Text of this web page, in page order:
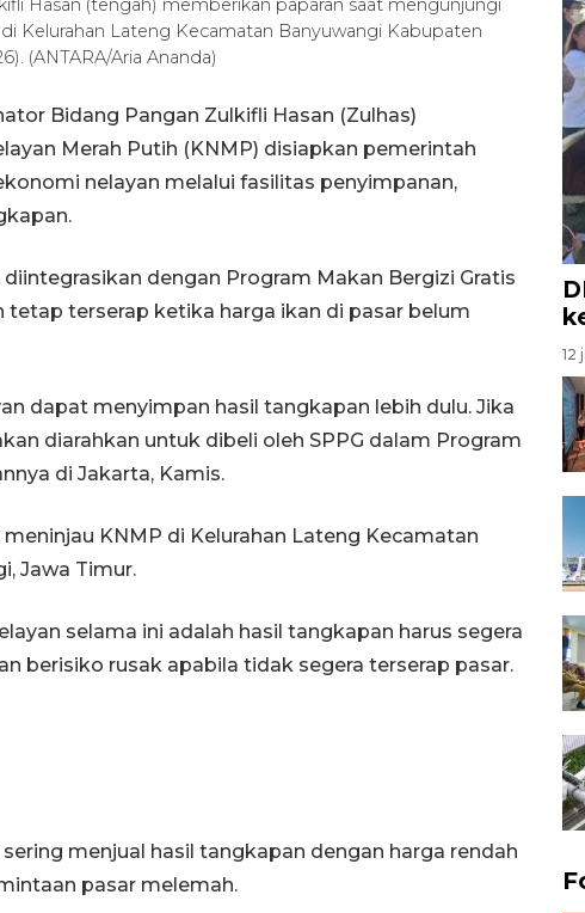
Hasan (tengah) memberikan paparan saat mengunjungi
Kelurahan Lateng Kecamatan Banyuwangi Kabupaten
(ANTARA/Aria Ananda)
Bidang Pangan Zulkifli Hasan (Zulhas)
Merah Putih (KNMP) disiapkan pemerintah
nelayan melalui fasilitas penyimpanan,
dengan Program Makan Bergizi Gratis
tetap terserap ketika harga ikan di pasar belum
dapat menyimpan hasil tangkapan lebih dulu. Jika
diarahkan untuk dibeli oleh SPPG dalam Program
di Jakarta, Kamis.
KNMP di Kelurahan Lateng Kecamatan
Jawa Timur.
selama ini adalah hasil tangkapan harus segera
berisiko rusak apabila tidak segera terserap pasar.
menjual hasil tangkapan dengan harga rendah
pasar melemah.
12